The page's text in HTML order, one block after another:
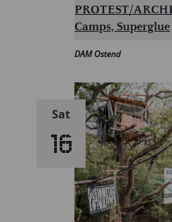
PROTEST/
Camps, Superglue
DAM Ostend
Sat
16